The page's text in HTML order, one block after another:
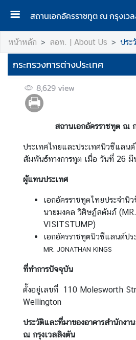
สถานเอกอัครราชทูต ณ กรุงเว
ห
น้
แ
ร
ก
|
m
e
ส
o
u
t
U
หน้าหลัก สอท. | About Us ประวัติสถ
กระทรวงการต่างประเทศ
8,629 view
สถานเอกอัครราชทูต ณ ก
ประเทศไทยและประเทศนิวซีแลน
สัมพันธ์ทางการทูต เมื่อ วันที่ 26
ผู้แทนประเทศ
เอกอัครราชทูตไทยประจำ
นายมงคล วิศิษฏ์สตัมภ์
VISITSTUMP)
เอกอัครราชทูตนิวซีแลนด์ป
MR. JONATHAN KINGS
ที่ทำการปัจจุบัน
ตั้งอยู่เลขที่ 110 Molesworth
Wellington
ประวัติและที่มาของอาคารสำนักงา
ณ กรุงเวลลิงตัน